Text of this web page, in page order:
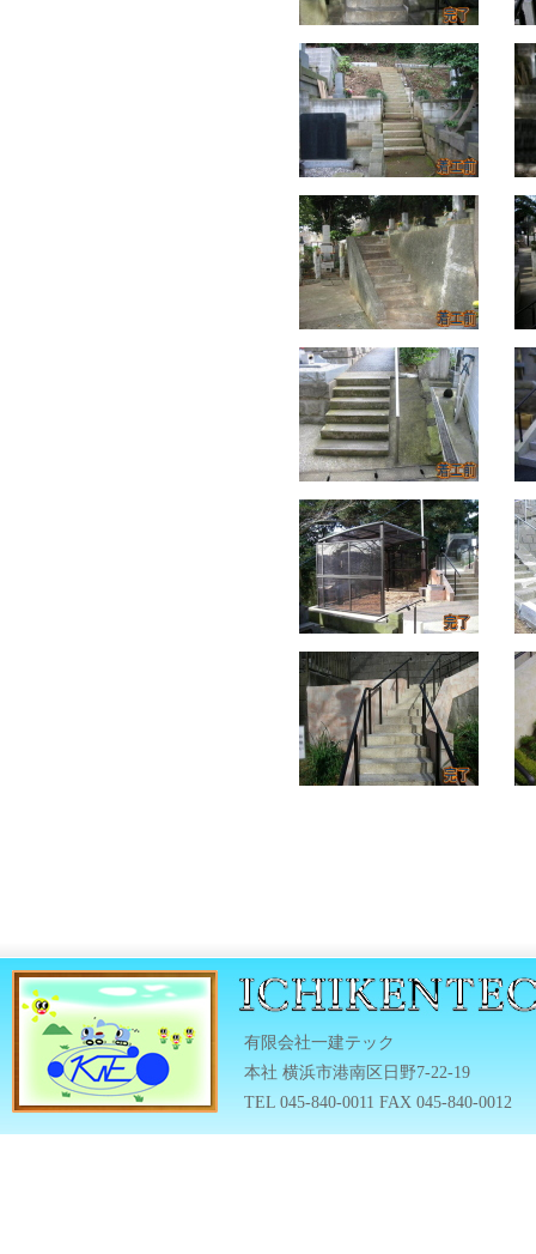
有限会社一建テック
本社 横浜市港南区日野7-22-19
TEL 045-840-0011 FAX 045-840-0012